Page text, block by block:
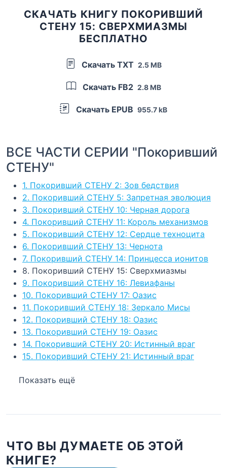
СКАЧАТЬ КНИГУ ПОКОРИВШИЙ
СТЕНУ 15: СВЕРХМИАЗМЫ
БЕСПЛАТНО
Скачать TXT 2.5 MB
Скачать FB2 2.8 MB
Скачать EPUB 955.7 kB
ВСЕ ЧАСТИ СЕРИИ "Покоривший
СТЕНУ"
1. Покоривший СТЕНУ 2: Зов бедствия
2. Покоривший СТЕНУ 5: Запретная эволюция
3. Покоривший СТЕНУ 10: Черная дорога
4. Покоривший СТЕНУ 11: Король механизмов
5. Покоривший СТЕНУ 12: Сердце техноцита
6. Покоривший СТЕНУ 13: Чернота
7. Покоривший СТЕНУ 14: Принцесса ионитов
8. Покоривший СТЕНУ 15: Сверхмиазмы
9. Покоривший СТЕНУ 16: Левиафаны
10. Покоривший СТЕНУ 17: Оазис
11. Покоривший СТЕНУ 18: Зеркало Мисы
12. Покоривший СТЕНУ 18: Оазис
13. Покоривший СТЕНУ 19: Оазис
14. Покоривший СТЕНУ 20: Истинный враг
15. Покоривший СТЕНУ 21: Истинный враг
Показать ещё
ЧТО ВЫ ДУМАЕТЕ ОБ ЭТОЙ
КНИГЕ?